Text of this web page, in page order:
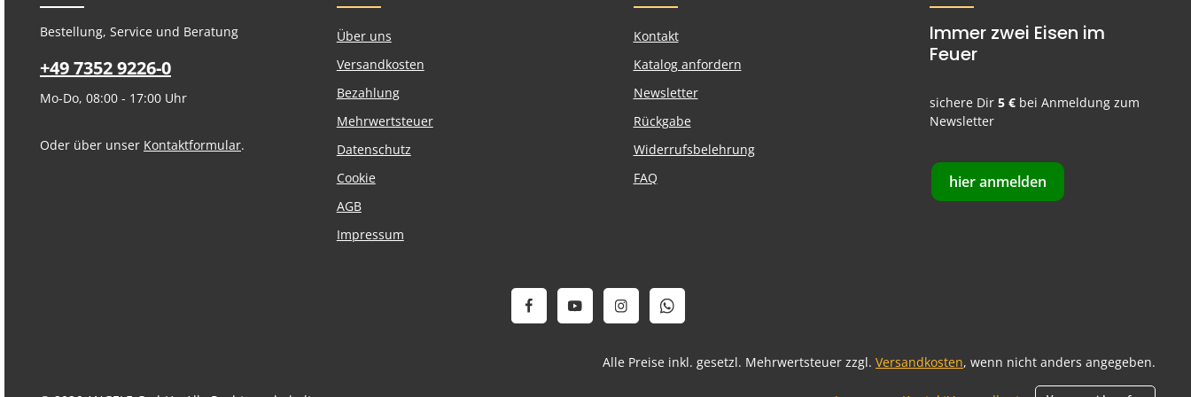
Bestellung, Service und Beratung
+49 7352 9226-0
Mo-Do, 08:00 - 17:00 Uhr
Oder über unser Kontaktformular.
Über uns
Versandkosten
Bezahlung
Mehrwertsteuer
Datenschutz
Cookie
AGB
Impressum
Kontakt
Katalog anfordern
Newsletter
Rückgabe
Widerrufsbelehrung
FAQ
Immer zwei Eisen im
Feuer
sichere Dir5 € bei Anmeldung zum
Newsletter
hier anmelden
Alle Preise inkl. gesetzl. Mehrwertsteuer zzgl. Versandkosten, wenn nicht anders angegeben.